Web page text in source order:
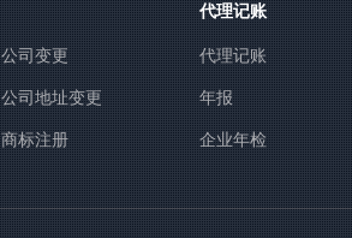
公司变更
公司地址变更
商标注册
代理记账
代理记账
年报
企业年检